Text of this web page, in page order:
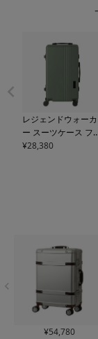
レジェンドウォーカ
ー スーツケース フ
ーム 36L 55cm 3.9kg
¥28,380
¥54,780